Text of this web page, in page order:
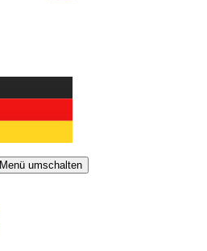
Menü umschalten